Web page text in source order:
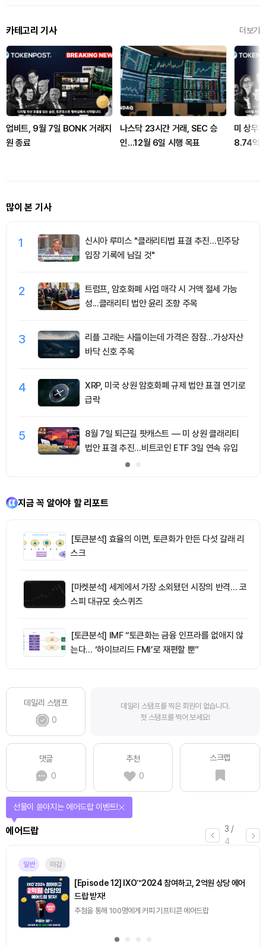
카테고리 기사 더보기
업비트, 9월 7일 BONK 거래지
원 종료
나스닥 23시간 거래, SEC 승
인…12월 6일 시행 목표
미 상무
8.74억
많이 본 기사
1
신시아 루미스 "클래리티법 표결 추진…민주당
입장 기록에 남길 것"
2
트럼프, 암호화폐 사업 매각 시 거액 절세 가능
성...클래리티 법안 윤리 조항 주목
3
리플 고래는 사들이는데 가격은 잠잠…가상자산
바닥 신호 주목
4
XRP, 미국 상원 암호화폐 규제 법안 표결 연기로
급락
5
8월 7일 퇴근길 팟캐스트 — 미 상원 클래리티
법안 표결 추진…비트코인 ETF 3일 연속 유입
지금 꼭 알아야 할 리포트
[토큰분석] 효율의 이면, 토큰화가 만든 다섯 갈래 리
스크
[마켓분석] 세계에서 가장 소외됐던 시장의 반격… 코
스피 대규모 숏스퀴즈
[토큰분석] IMF “토큰화는 금융 인프라를 없애지 않
는다… ‘하이브리드 FMI’로 재편할 뿐”
데일리 스탬프
0
데일리 스탬프를 찍은 회원이 없습니다.
첫 스탬프를 찍어 보세요!
댓글
0
추천
0
스크랩
3 /
4
에어드랍
선물이 쏟아지는 에어드랍 이벤트!
일반 마감
[Episode 12] IXO™2024 참여하고, 2억원 상당 에어
드랍 받자!
추첨을 통해 100명에게 커피 기프티콘 에어드랍